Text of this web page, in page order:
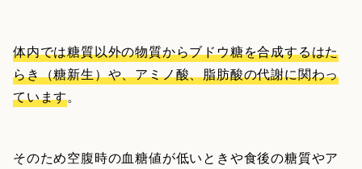
体内では糖質以外の物質からブドウ糖を合成するはた
らき（糖新生）や、アミノ酸、脂肪酸の代謝に関わっ
ています。
そのため空腹時の血糖値が低いときや食後の糖質やア